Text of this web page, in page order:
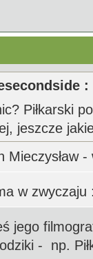
:
Piłkarski
jeszcze
Mieczysław
w zwyczaju
jego
- np.